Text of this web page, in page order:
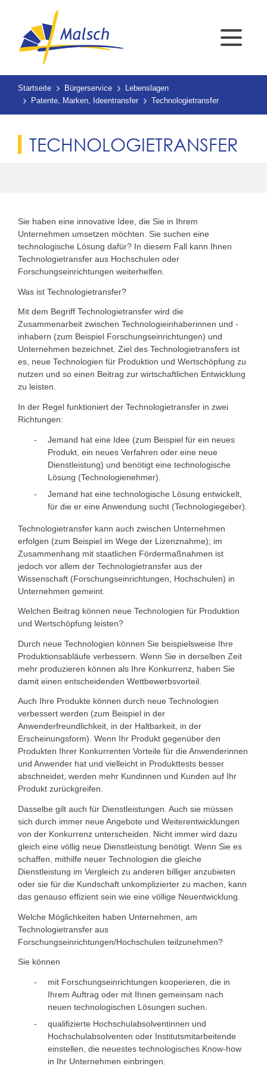
Startseite Bürgerservice
Lebenslagen
Patente, Marken, Ideentransfer
Technologietransfer
TECHNOLOGIETRANSFER
Sie haben eine innovative Idee, die Sie in Ihrem
Unternehmen umsetzen möchten. Sie suchen eine
technologische Lösung dafür? In diesem Fall kann Ihnen
Technologietransfer aus Hochschulen oder
Forschungseinrichtungen weiterhelfen.
Was ist Technologietransfer?
Mit dem Begriff Technologietransfer wird die
Zusammenarbeit zwischen Technologieinhaberinnen und -
inhabern (zum Beispiel Forschungseinrichtungen) und
Unternehmen bezeichnet. Ziel des Technologietransfers ist
es, neue Technologien für Produktion und Wertschöpfung zu
nutzen und so einen Beitrag zur wirtschaftlichen Entwicklung
zu leisten.
In der Regel funktioniert der Technologietransfer in zwei
Richtungen:
Jemand hat eine Idee (zum Beispiel für ein neues
Produkt, ein neues Verfahren oder eine neue
Dienstleistung) und benötigt eine technologische
Lösung (Technologienehmer).
Jemand hat eine technologische Lösung entwickelt,
für die er eine Anwendung sucht (Technologiegeber).
Technologietransfer kann auch zwischen Unternehmen
erfolgen (zum Beispiel im Wege der Lizenznahme); im
Zusammenhang mit staatlichen Fördermaßnahmen ist
jedoch vor allem der Technologietransfer aus der
Wissenschaft (Forschungseinrichtungen, Hochschulen) in
Unternehmen gemeint.
Welchen Beitrag können neue Technologien für Produktion
und Wertschöpfung leisten?
Durch neue Technologien können Sie beispielsweise Ihre
Produktionsabläufe verbessern. Wenn Sie in derselben Zeit
mehr produzieren können als Ihre Konkurrenz, haben Sie
damit einen entscheidenden Wettbewerbsvorteil.
Auch Ihre Produkte können durch neue Technologien
verbessert werden (zum Beispiel in der
Anwenderfreundlichkeit, in der Haltbarkeit, in der
Erscheinungsform). Wenn Ihr Produkt gegenüber den
Produkten Ihrer Konkurrenten Vorteile für die Anwenderinnen
und Anwender hat und vielleicht in Produkttests besser
abschneidet, werden mehr Kundinnen und Kunden auf Ihr
Produkt zurückgreifen.
Dasselbe gilt auch für Dienstleistungen. Auch sie müssen
sich durch immer neue Angebote und Weiterentwicklungen
von der Konkurrenz unterscheiden. Nicht immer wird dazu
gleich eine völlig neue Dienstleistung benötigt. Wenn Sie es
schaffen, mithilfe neuer Technologien die gleiche
Dienstleistung im Vergleich zu anderen billiger anzubieten
oder sie für die Kundschaft unkomplizierter zu machen, kann
das genauso effizient sein wie eine völlige Neuentwicklung.
Welche Möglichkeiten haben Unternehmen, am
Technologietransfer aus
Forschungseinrichtungen/Hochschulen teilzunehmen?
Sie können
mit Forschungseinrichtungen kooperieren, die in
Ihrem Auftrag oder mit Ihnen gemeinsam nach
neuen technologischen Lösungen suchen.
qualifizierte Hochschulabsolventinnen und
Hochschulabsolventen oder Institutsmitarbeitende
einstellen, die neuestes technologisches Know-how
in Ihr Unternehmen einbringen.